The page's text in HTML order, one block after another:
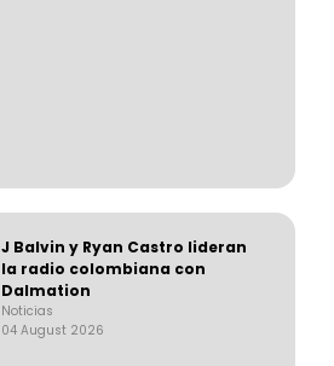
J Balvin y Ryan Castro lideran
la radio colombiana con
Dalmation
Noticias
04 August 2026